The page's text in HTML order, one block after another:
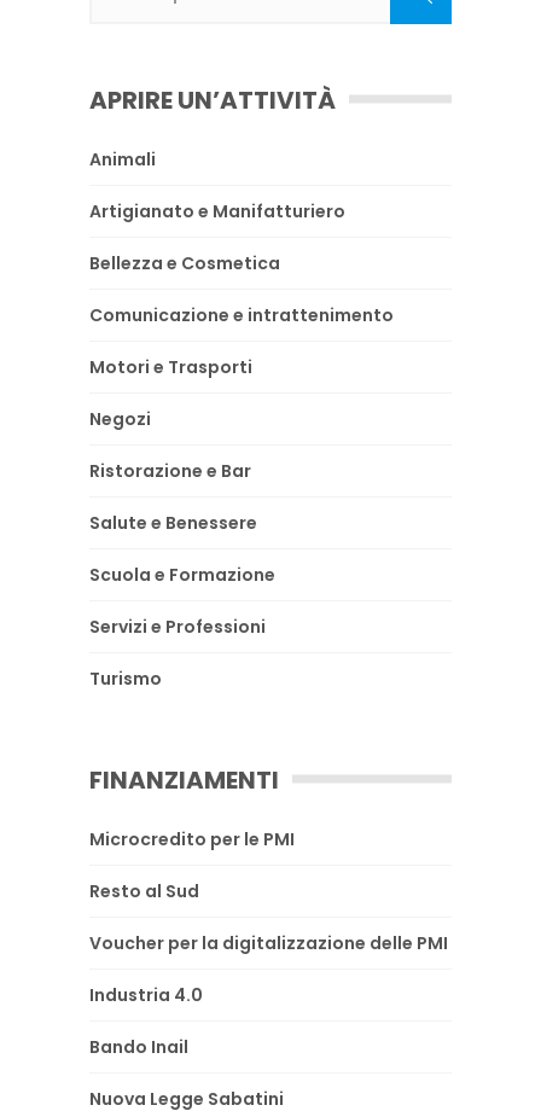
APRIRE UN’ATTIVITÀ
Animali
Artigianato e Manifatturiero
Bellezza e Cosmetica
Comunicazione e intrattenimento
Motori e Trasporti
Negozi
Ristorazione e Bar
Salute e Benessere
Scuola e Formazione
Servizi e Professioni
Turismo
FINANZIAMENTI
Microcredito per le PMI
Resto al Sud
Voucher per la digitalizzazione delle PMI
Industria 4.0
Bando Inail
Nuova Legge Sabatini